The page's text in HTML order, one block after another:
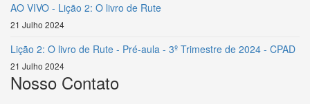
AO VIVO - Lição 2: O livro de Rute
21 Julho 2024
Lição 2: O livro de Rute - Pré-aula - 3º Trimestre de 2024 - CPAD
21 Julho 2024
Nosso Contato